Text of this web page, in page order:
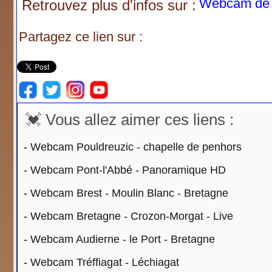
Retrouvez plus d'infos sur : Webcam
Partagez ce lien sur :
💓 Vous allez aimer ces liens :
- Webcam Pouldreuzic - chapelle de penhors
- Webcam Pont-l'Abbé - Panoramique HD
- Webcam Brest - Moulin Blanc - Bretagne
- Webcam Bretagne - Crozon-Morgat - Live
- Webcam Audierne - le Port - Bretagne
- Webcam Tréffiagat - Léchiagat